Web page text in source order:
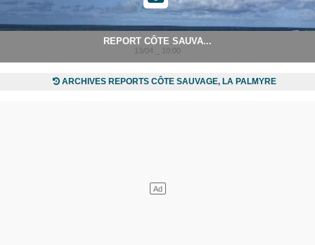
REPORT CÔTE SAUVA...
13/04 _ 10:00
ARCHIVES REPORTS CÔTE SAUVAGE, LA PALMYRE